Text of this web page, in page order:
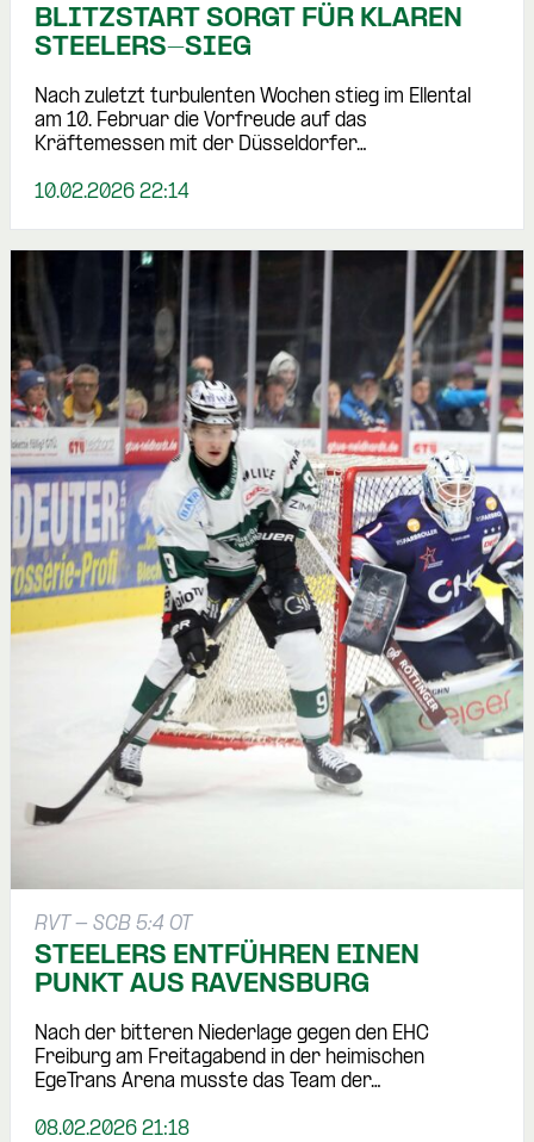
BLITZSTART SORGT FÜR KLAREN
STEELERS-SIEG
Nach zuletzt turbulenten Wochen stieg im Ellental
am 10. Februar die Vorfreude auf das
Kräftemessen mit der Düsseldorfer…
10.02.2026 22:14
RVT - SCB 5:4 OT
STEELERS ENTFÜHREN EINEN
PUNKT AUS RAVENSBURG
Nach der bitteren Niederlage gegen den EHC
Freiburg am Freitagabend in der heimischen
EgeTrans Arena musste das Team der…
08.02.2026 21:18